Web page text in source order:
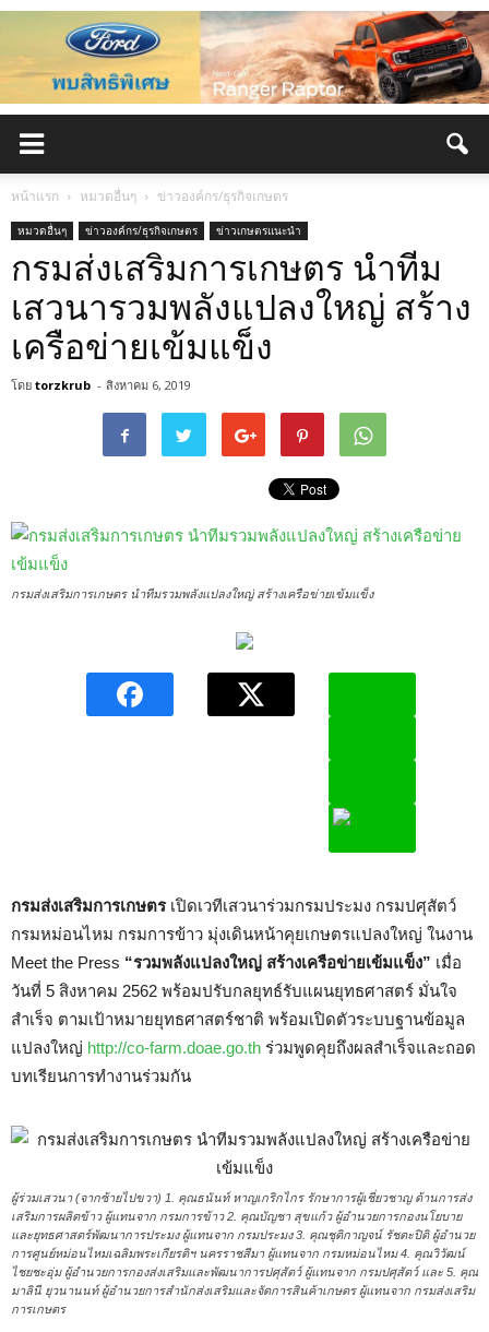
หน้าแรก หมวดอื่นๆ ข่าวองค์กร/ธุรกิจเกษตร
หมวดอื่นๆ ข่าวองค์กร/ธุรกิจเกษตร ข่าวเกษตรแนะนำ
กรมส่งเสริมการเกษตร นำทีม
เสวนารวมพลังแปลงใหญ่ สร้าง
เครือข่ายเข้มแข็ง
โดย torzkrub - สิงหาคม 6, 2019
กรมส่งเสริมการเกษตร นำทีมรวมพลังแปลงใหญ่ สร้างเครือข่ายเข้มแข็ง
กรมส่งเสริมการเกษตรเปิดเวทีเสวนาร่วมกรมประมง กรมปศุสัตว์
กรมหม่อนไหม กรมการข้าว มุ่งเดินหน้าคุยเกษตรแปลงใหญ่ ในงาน
Meet the Press “รวมพลังแปลงใหญ่ สร้างเครือข่ายเข้มแข็ง” เมื่อ
วันที่ 5 สิงหาคม 2562 พร้อมปรับกลยุทธ์รับแผนยุทธศาสตร์ มั่นใจ
สำเร็จ ตามเป้าหมายยุทธศาสตร์ชาติ พร้อมเปิดตัวระบบฐานข้อมูล
แปลงใหญ่ http://co-farm.doae.go.th ร่วมพูดคุยถึงผลสำเร็จและถอด
บทเรียนการทำงานร่วมกัน
ผู้ร่วมเสวนา (จากซ้ายไปขวา) 1. คุณธนันท์ หาญเกริกไกร รักษาการผู้เชี่ยวชาญ ด้านการส่ง
เสริมการผลิตข้าว ผู้แทนจาก กรมการข้าว 2. คุณบัญชา สุขแก้ว ผู้อำนวยการกองนโยบาย
และยุทธศาสตร์พัฒนาการประมง ผู้แทนจาก กรมประมง 3. คุณชุติกาญจน์ รัชตะปิติ ผู้อำนวย
การศูนย์หม่อนไหมเฉลิมพระเกียรติฯ นครราชสีมา ผู้แทนจาก กรมหม่อนไหม 4. คุณวิวัฒน์
ไชยชะอุ่ม ผู้อำนวยการกองส่งเสริมและพัฒนาการปศุสัตว์ ผู้แทนจาก กรมปศุสัตว์ และ 5. คุณ
มาลินี ยุวนานนท์ ผู้อำนวยการสำนักส่งเสริมและจัดการสินค้าเกษตร ผู้แทนจาก กรมส่งเสริม
การเกษตร